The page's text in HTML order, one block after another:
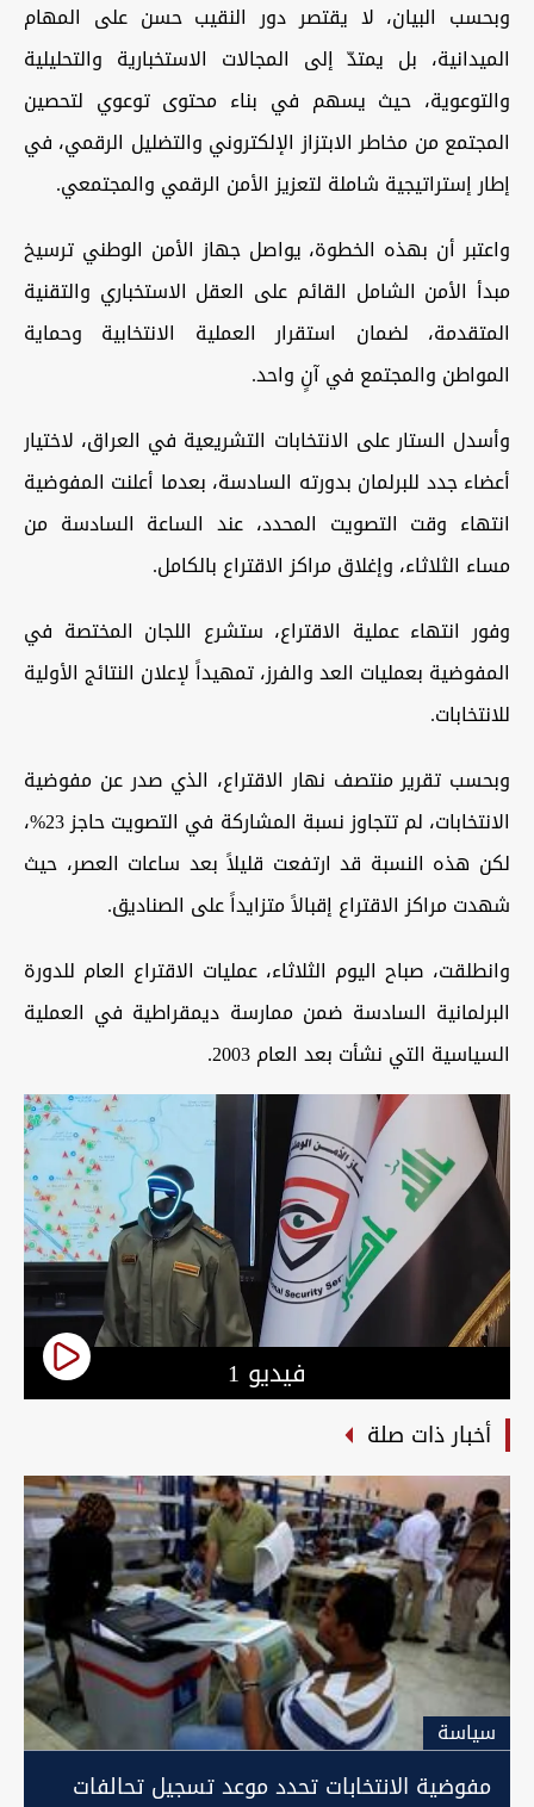
وبحسب البيان، لا يقتصر دور النقيب حسن على المهام
الميدانية، بل يمتدّ إلى المجالات الاستخبارية والتحليلية
والتوعوية، حيث يسهم في بناء محتوى توعوي لتحصين
المجتمع من مخاطر الابتزاز الإلكتروني والتضليل الرقمي، في
إطار إستراتيجية شاملة لتعزيز الأمن الرقمي والمجتمعي.
واعتبر أن بهذه الخطوة، يواصل جهاز الأمن الوطني ترسيخ
مبدأ الأمن الشامل القائم على العقل الاستخباري والتقنية
المتقدمة، لضمان استقرار العملية الانتخابية وحماية
المواطن والمجتمع في آنٍ واحد.
وأسدل الستار على الانتخابات التشريعية في العراق، لاختيار
أعضاء جدد للبرلمان بدورته السادسة، بعدما أعلنت المفوضية
انتهاء وقت التصويت المحدد، عند الساعة السادسة من
مساء الثلاثاء، وإغلاق مراكز الاقتراع بالكامل.
وفور انتهاء عملية الاقتراع، ستشرع اللجان المختصة في
المفوضية بعمليات العد والفرز، تمهيداً لإعلان النتائج الأولية
للانتخابات.
وبحسب تقرير منتصف نهار الاقتراع، الذي صدر عن مفوضية
الانتخابات، لم تتجاوز نسبة المشاركة في التصويت حاجز 23%،
لكن هذه النسبة قد ارتفعت قليلاً بعد ساعات العصر، حيث
شهدت مراكز الاقتراع إقبالاً متزايداً على الصناديق.
وانطلقت، صباح اليوم الثلاثاء، عمليات الاقتراع العام للدورة
البرلمانية السادسة ضمن ممارسة ديمقراطية في العملية
السياسية التي نشأت بعد العام 2003.
فيديو 1
أخبار ذات صلة
سیاسة
مفوضية الانتخابات تحدد موعد تسجيل تحالفات